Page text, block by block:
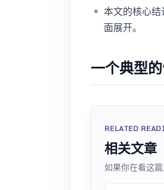
本文的核心
面展开。
一个典型
RELATED
相关文章
如果你在看这